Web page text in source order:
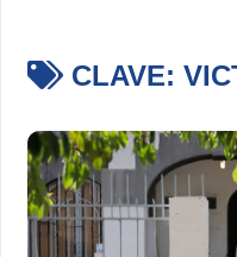
CLAVE: